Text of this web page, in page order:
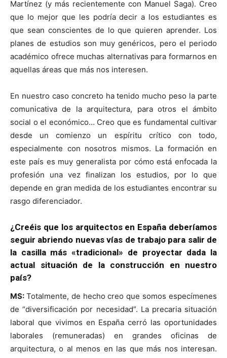
Martínez (y más recientemente con Manuel Saga). Creo
que lo mejor que les podría decir a los estudiantes es
que sean conscientes de lo que quieren aprender. Los
planes de estudios son muy genéricos, pero el periodo
académico ofrece muchas alternativas para formarnos en
aquellas áreas que más nos interesen.
En nuestro caso concreto ha tenido mucho peso la parte
comunicativa de la arquitectura, para otros el ámbito
social o el económico… Creo que es fundamental cultivar
desde un comienzo un espíritu crítico con todo,
especialmente con nosotros mismos. La formación en
este país es muy generalista por cómo está enfocada la
profesión una vez finalizan los estudios, por lo que
depende en gran medida de los estudiantes encontrar su
rasgo diferenciador.
¿Creéis que los arquitectos en España deberíamos
seguir abriendo nuevas vías de trabajo para salir de
la casilla más «tradicional» de proyectar dada la
actual situación de la construcción en nuestro
país?
MS: Totalmente, de hecho creo que somos especímenes
de “diversificación por necesidad”. La precaria situación
laboral que vivimos en España cerró las oportunidades
laborales (remuneradas) en grandes oficinas de
arquitectura, o al menos en las que más nos interesan.